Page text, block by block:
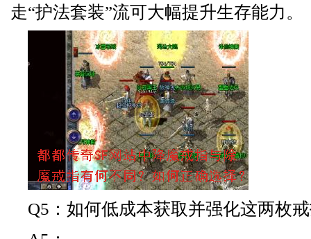
走“护法套装”流可大幅提升生存能力。
Q5：如何低成本获取并强化这两枚